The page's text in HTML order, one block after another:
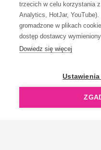
trzecich w celu korzystania
Analytics, HotJar,
gromadzone w plikach
dostęp dostawcy
Dowiedz się więcej
OpenGift jest